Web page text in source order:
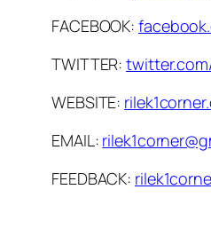
FACEBOOK:
TWITTER:
WEBSITE:
EMAIL:
FEEDBACK: